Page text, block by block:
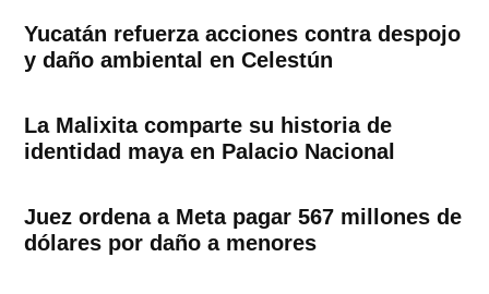
Yucatán refuerza acciones contra despojo
y daño ambiental en Celestún
La Malixita comparte su historia de
identidad maya en Palacio Nacional
Juez ordena a Meta pagar 567 millones de
dólares por daño a menores